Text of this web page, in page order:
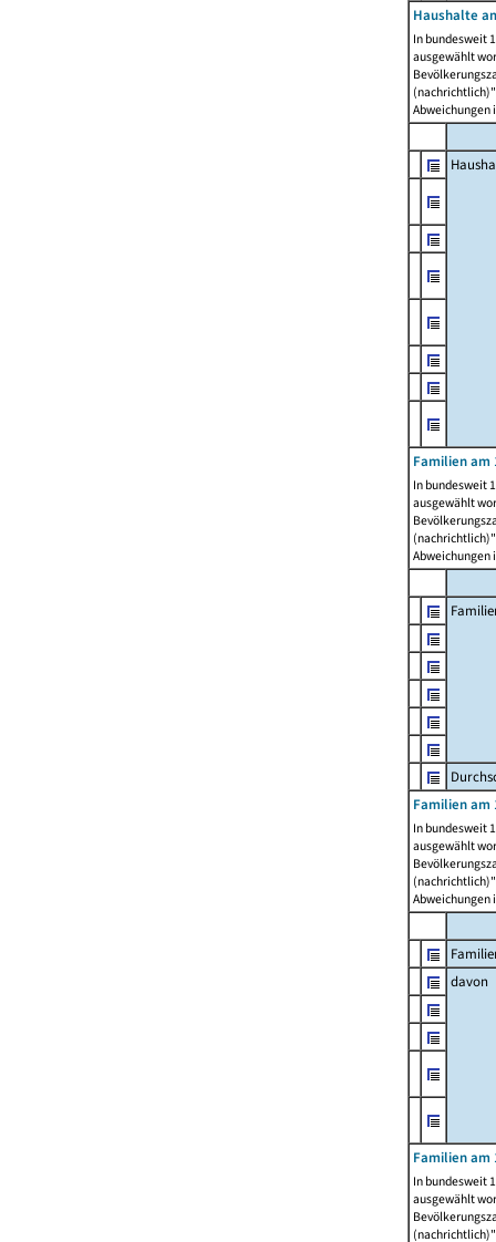
Haushalte
In bundesweit
ausgewählt
Abweichungen
Familien am
In bundesweit
ausgewählt
Abweichungen
Familien am
In bundesweit
ausgewählt
Abweichungen
davon
Familien am
In bundesweit
ausgewählt